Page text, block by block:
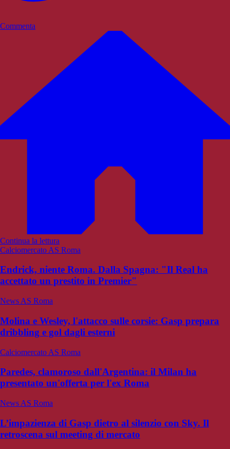
Commenta
Continua la lettura
Calciomercato AS Roma
Endrick, niente Roma. Dalla Spagna: "Il Real ha
accettato un prestito in Premier"
News AS Roma
Molina e Wesley, l'attacco sulle corsie: Gasp prepara
dribbling e gol dagli esterni
Calciomercato AS Roma
Paredes, clamoroso dall'Argentina: il Milan ha
presentato un'offerta per l'ex Roma
News AS Roma
L’impazienza di Gasp dietro al silenzio con Sky. Il
retroscena sul meeting di mercato